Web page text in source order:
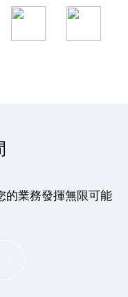
的業務發揮無限可能